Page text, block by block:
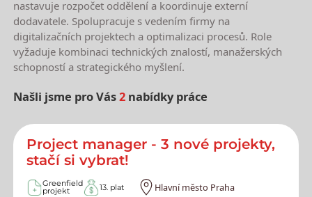
nastavuje rozpočet oddělení a koordinuje externí
dodavatele. Spolupracuje s vedením firmy na
digitalizačních projektech a optimalizaci procesů. Role
vyžaduje kombinaci technických znalostí, manažerských
schopností a strategického myšlení.
Našli jsme pro Vás2 nabídky práce
Nejnovější nabídky práce
Project manager - 3 nové projekty,
stačí si vybrat!
Greenfield
projekt 13. plat Hlavní město Praha